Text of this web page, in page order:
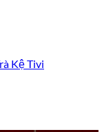
Kệ Tivi